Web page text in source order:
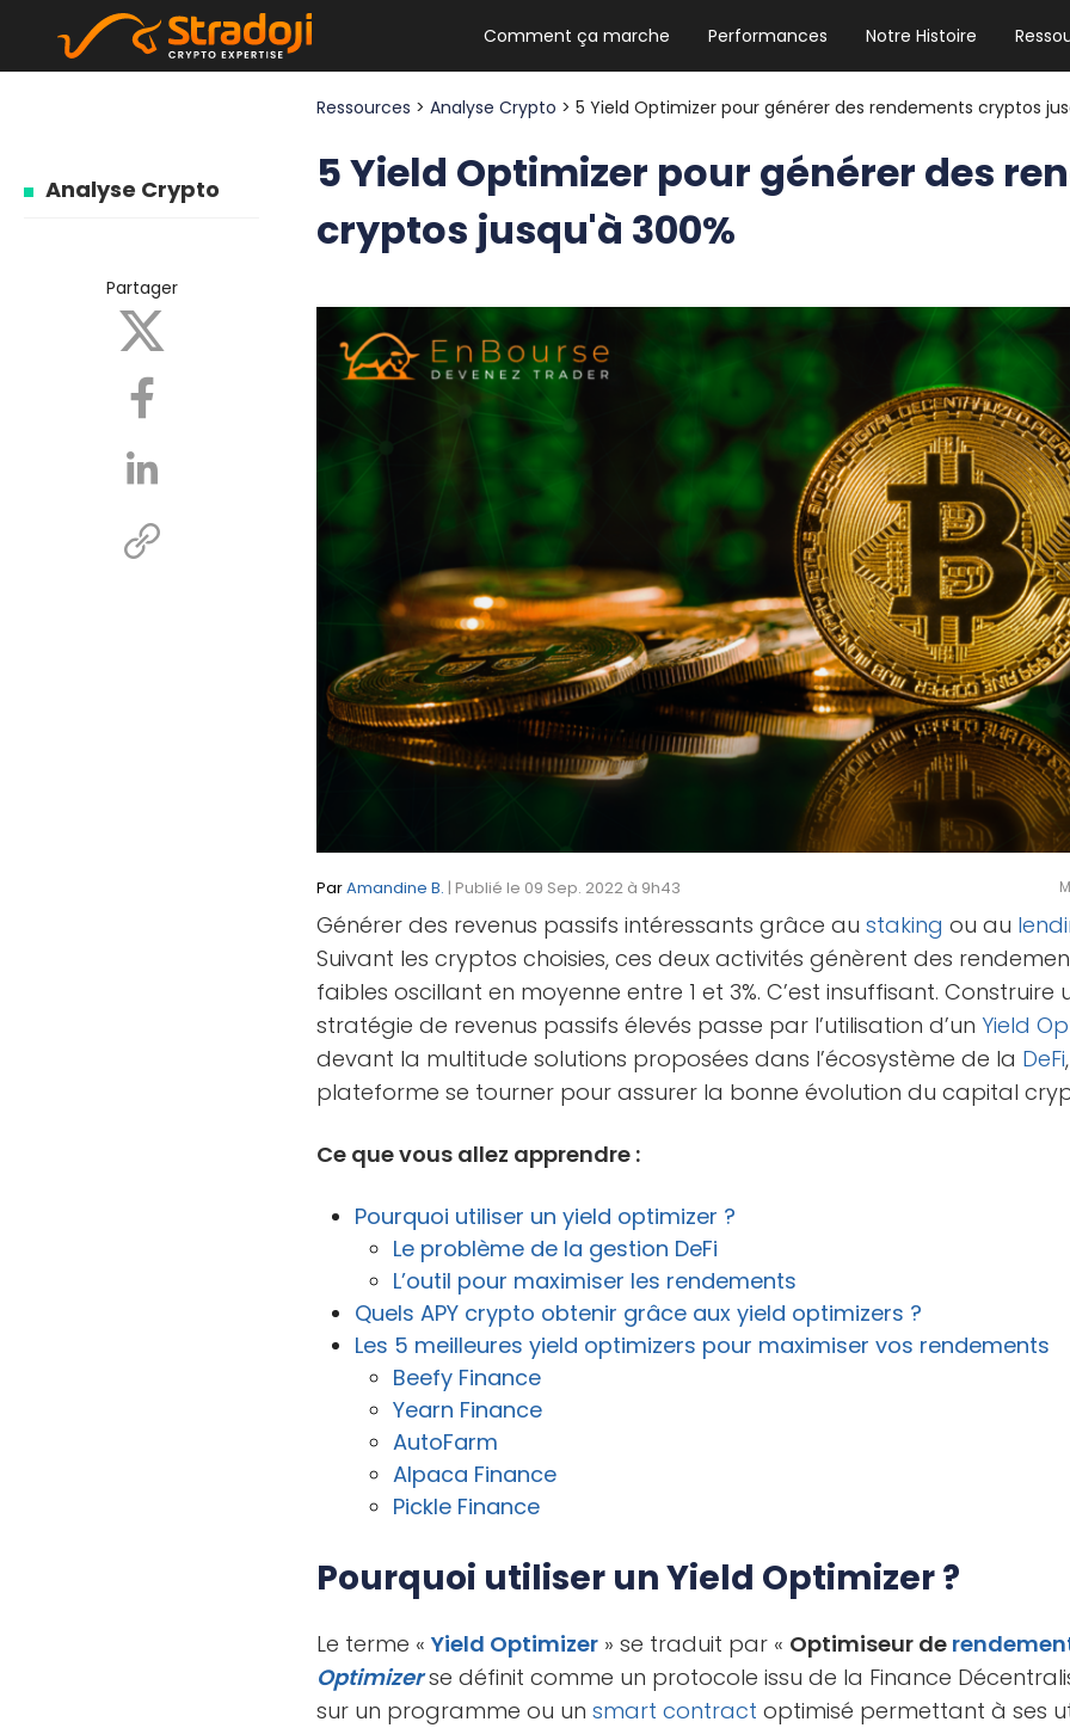
Comment ça marche Performances Notre Histoire
NEWSLETTER HEBDO
Les news crypto dont vous avez besoin
GUIDE CRYPTO STRADOJI
Analyse Crypto
Partager
Ressources >Analyse Crypto > 5 Yield Optimizer pour générer des rendements cryptos
5 Yield Optimizer pour générer des
cryptos jusqu'à 300%
ParAmandine B. | Publié le 09 Sep. 2022 à 9h43
Générer des revenus passifs intéressants grâce austaking ou au
Suivant les cryptos choisies, ces deux activités génèrent des
faibles oscillant en moyenne entre 1 et 3%. C’est insuffisant. Construire
stratégie de revenus passifs élevés passe par l’utilisation d’un Yield
devant la multitude solutions proposées dans l’écosystème de la DeFi
plateforme se tourner pour assurer la bonne évolution du capital
Ce que vous allez apprendre :
Pourquoi utiliser un yield optimizer ?
Le problème de la gestion DeFi
L’outil pour maximiser les rendements
Quels APY crypto obtenir grâce aux yield optimizers ?
Les 5 meilleures yield optimizers pour maximiser vos rendements
Beefy Finance
Yearn Finance
AutoFarm
Alpaca Finance
Pickle Finance
Pourquoi utiliser un Yield Optimizer ?
Le terme «Yield Optimizer » se traduit par « Optimiseur de
Optimizerse définit comme un protocole issu de la Finance
sur un programme ou unsmart contract optimisé permettant à ses